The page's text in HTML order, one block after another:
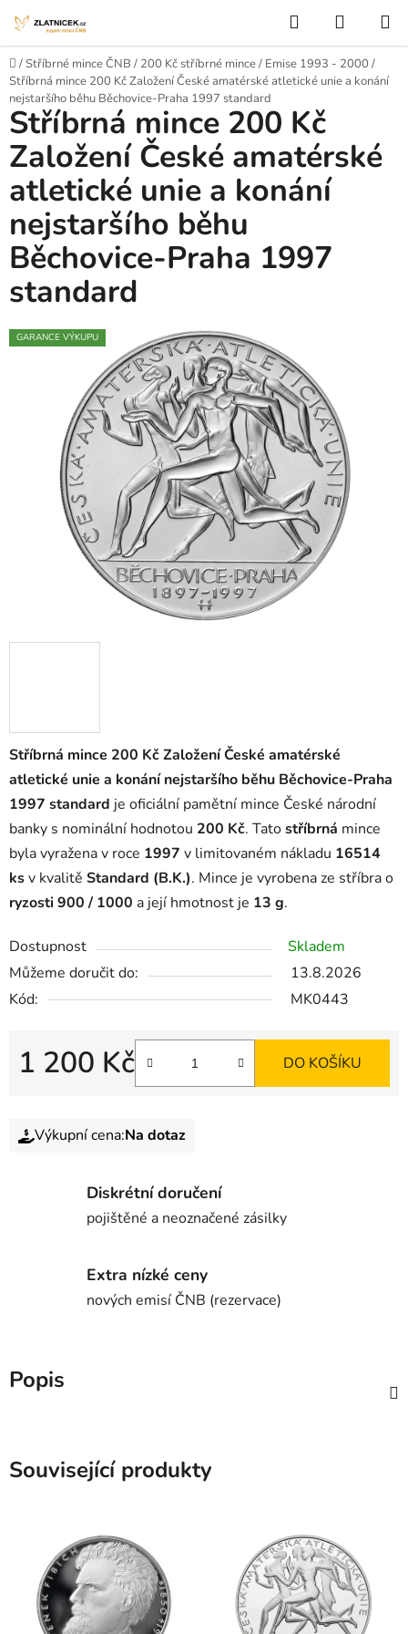
Hledat
Domů
/Stříbrné mince ČNB / 200 Kč stříbrné mince/ Emise 1993 - 2000 /
Stříbrná mince 200 Kč Založení České amatérské atletické unie a konání
nejstaršího běhu Běchovice-Praha 1997 standard
Stříbrná mince 200 Kč Založení České amatérské
atletické unie a konání nejstaršího běhu Běchovice-Praha
1997 standard je oficiální pamětní mince České národní
banky s nominální hodnotou 200 Kč. Tatostříbrná mince
byla vyražena v roce 1997 v limitovaném nákladu 16514
ksv kvalitě Standard (B.K.). Mince je vyrobena ze stříbra o
ryzosti 900 / 1000 a její hmotnost je 13 g.
Dostupnost
Skladem
Můžeme doručit do:
13.8.2026
Kód:
MK0443
1 200 Kč DO KOŠÍKU
Výkupní cena:Na dotaz
Stříbrná mince 200 Kč
Založení České amatérské
atletické unie a konání
nejstaršího běhu
Běchovice-Praha 1997
standard
GARANCE VÝKUPU
Diskrétní doručení
pojištěné a neoznačené zásilky
Extra nízké ceny
nových emisí ČNB (rezervace)
Popis
Související produkty